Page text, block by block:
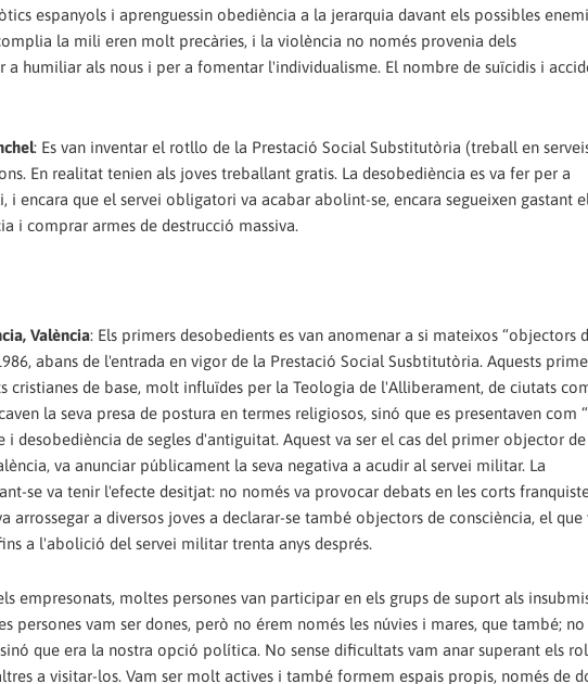
espanyols i aprenguessin obediència a la jerarquia davant els possibles
la mili eren molt precàries, i la violència no només provenia dels
a humiliar als nous i per a fomentar l'individualisme. El nombre de suïcidis i
: Es van inventar el rotllo de la Prestació Social Substitutòria (treball en
En realitat tenien als joves treballant gratis. La desobediència es va fer per a
i encara que el servei obligatori va acabar abolint-se, encara segueixen gastant
i comprar armes de destrucció massiva.
València: Els primers desobedients es van anomenar a si mateixos “objectors
abans de l'entrada en vigor de la Prestació Social Susbtitutòria. Aquests
de base, molt influïdes per la Teologia de l'Alliberament, de ciutats
la seva presa de postura en termes religiosos, sinó que es presentaven com
desobediència de segles d'antiguitat. Aquest va ser el cas del primer objector de
va anunciar públicament la seva negativa a acudir al servei militar. La
se va tenir l'efecte desitjat: no només va provocar debats en les corts
arrossegar a diversos joves a declarar-se també objectors de consciència, el que
a l'abolició del servei militar trenta anys després.
empresonats, moltes persones van participar en els grups de suport als
persones vam ser dones, però no érem només les núvies i mares, que també; no
que era la nostra opció política. No sense dificultats vam anar superant els
a visitar-los. Vam ser molt actives i també formem espais propis, només de